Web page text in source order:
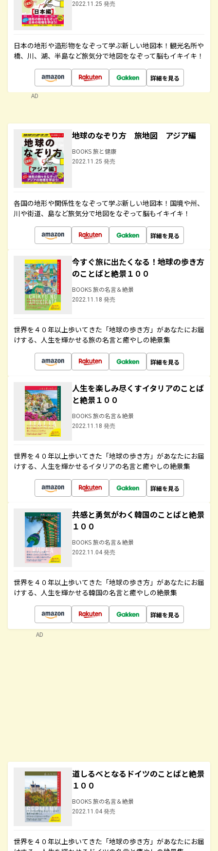
2022.11.25 発売
日本の地形や造形物をなぞって学ぶ新しい地図本！観光名所や
橋、川、湖、半島など旅気分で地図をなぞって脳もイキイキ！
詳細を見る
AD
地球のなぞり方 旅地図 アジア編
BOOKS 旅と健康
2022.11.25 発売
各国の地形や関係性をなぞって学ぶ新しい地図本！国境や州、
川や街道、島など旅気分で地図をなぞって脳もイキイキ！
詳細を見る
今すぐ旅に出たくなる！地球の歩き方
のことばと絶景１００
BOOKS 旅の名言＆絶景
2022.11.18 発売
世界を４０年以上歩いてきた「地球の歩き方」があなたにお届
けする、人生を輝かせる旅の名言と癒やしの絶景集
詳細を見る
人生を楽しみ尽くすイタリアのことば
と絶景１００
BOOKS 旅の名言＆絶景
2022.11.18 発売
世界を４０年以上歩いてきた「地球の歩き方」があなたにお届
けする、人生を輝かせるイタリアの名言と癒やしの絶景集
詳細を見る
共感と勇気がわく韓国のことばと絶景
１００
BOOKS 旅の名言＆絶景
2022.11.04 発売
世界を４０年以上歩いてきた「地球の歩き方」があなたにお届
けする、人生を輝かせる韓国の名言と癒やしの絶景集
詳細を見る
道しるべとなるドイツのことばと絶景
１００
BOOKS 旅の名言＆絶景
2022.11.04 発売
世界を４０年以上歩いてきた「地球の歩き方」があなたにお届
AD